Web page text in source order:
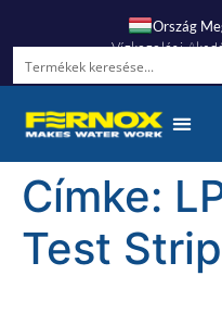
Ország
Vízkezelési
Címke:
Test